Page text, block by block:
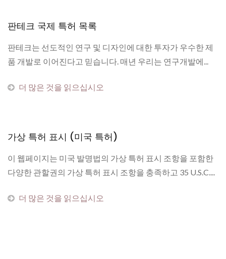
판테크 국제 특허 목록
판테크는 선도적인 연구 및 디자인에 대한 투자가 우수한 제
품 개발로 이어진다고 믿습니다. 매년 우리는 연구개발에...
더 많은 것을 읽으십시오
가상 특허 표시 (미국 특허)
이 웹페이지는 미국 발명법의 가상 특허 표시 조항을 포함한
다양한 관할권의 가상 특허 표시 조항을 충족하고 35 U.S.C....
더 많은 것을 읽으십시오